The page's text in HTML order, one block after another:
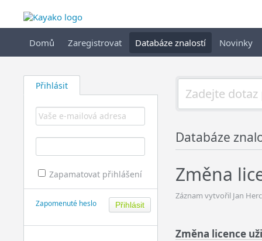
Domů Zaregistrovat Databáze znalostí Novinky
Přihlásit
Zapamatovat přihlášení
Zapomenuté heslo
Databáze
Změna
Záznam vytvořil Jan
Změna licence